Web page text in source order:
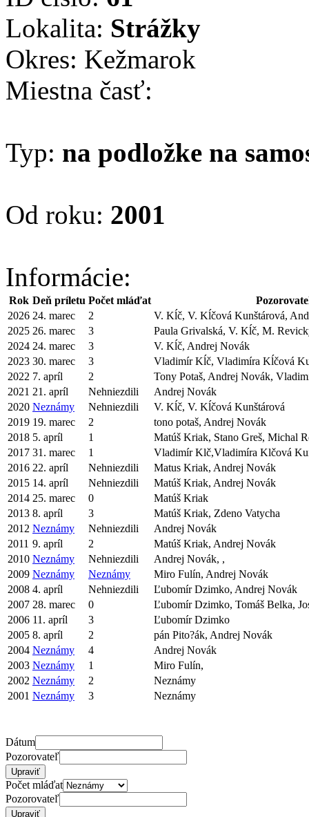
Lokalita: Strážky
Okres: Kežmarok
Miestna časť:
Typ: na podložke na
Od roku: 2001
Informácie:
Rok Deň príletu Počet mláďat
2026 24. marec 2
V. Kĺč, V. Kĺčová Kunštárová,
2025 26. marec 3
Paula Grivalská, V. Kĺč, M.
2024 24. marec 3
V. Kĺč, Andrej Novák
2023 30. marec 3
Vladimír Kĺč, Vladimíra Kĺčová
2022 7. apríl 2
Tony Potaš, Andrej Novák,
2021 21. apríl Nehniezdili
Andrej Novák
2020 Neznámy Nehniezdili
V. Kĺč, V. Kĺčová Kunštárová
2019 19. marec 2
tono potaš, Andrej Novák
2018 5. apríl 1
Matúš Kriak, Stano Greš, Michal
2017 31. marec 1
Vladimír Klč,Vladimíra Klčová
2016 22. apríl Nehniezdili
Matus Kriak, Andrej Novák
2015 14. apríl Nehniezdili
Matúš Kriak, Andrej Novák
2014 25. marec 0
Matúš Kriak
2013 8. apríl 3
Matúš Kriak, Zdeno Vatycha
2012 Neznámy Nehniezdili
Andrej Novák
2011 9. apríl 2
Matúš Kriak, Andrej Novák
2010 Neznámy Nehniezdili
Andrej Novák, ,
2009 Neznámy Neznámy
Miro Fulín, Andrej Novák
2008 4. apríl Nehniezdili
Ľubomír Dzimko, Andrej Novák
2007 28. marec 0
Ľubomír Dzimko, Tomáš Belka,
2006 11. apríl 3
Ľubomír Dzimko
2005 8. apríl 2
pán Pito?ák, Andrej Novák
2004 Neznámy 4
Andrej Novák
2003 Neznámy 1
Miro Fulín,
2002 Neznámy 2
Neznámy
2001 Neznámy 3 Neznámy
Dátum
Pozorovateľ
Počet mláďat
Pozorovateľ